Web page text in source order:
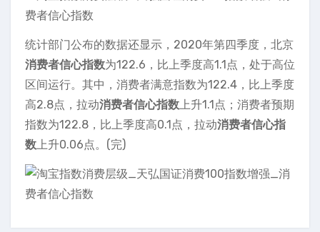
统计部门公布的数据还显示，2020年第四季度，北京
消费者信心指数为122.6，比上季度高1.1点，处于高位
区间运行。其中，消费者满意指数为122.4，比上季度
高2.8点，拉动消费者信心指数 上升1.1点；消费者预期
指数为122.8，比上季度高0.1点，拉动消费者信心指
数 上升0.06点。(完)